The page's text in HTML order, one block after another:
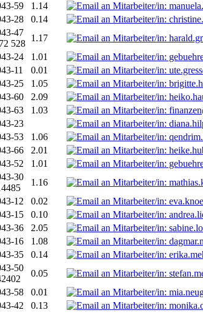
59 1.14
28 0.14
47
528
1.17
24 1.01
11 0.01
25 1.05
60 2.09
63 1.03
23
53 1.06
66 2.01
52 1.01
30
1.16
12 0.02
15 0.10
36 2.05
16 1.08
35 0.14
50
0.05
58 0.01
42 0.13